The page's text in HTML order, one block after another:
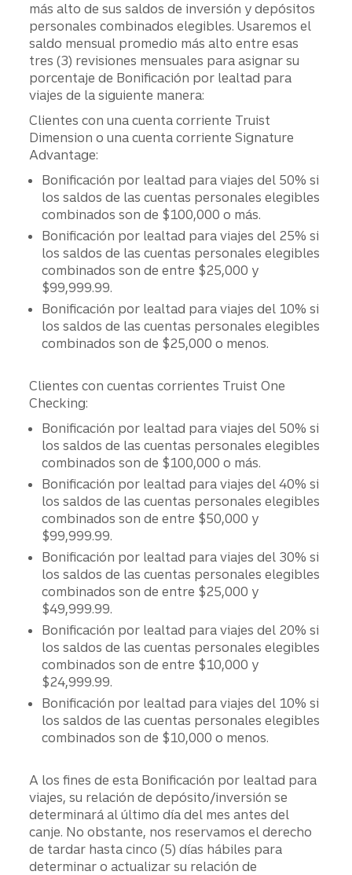
más alto de sus saldos de inversión y depósitos
personales combinados elegibles. Usaremos el
saldo mensual promedio más alto entre esas
tres (3) revisiones mensuales para asignar su
porcentaje de Bonificación por lealtad para
viajes de la siguiente manera:
Clientes con una cuenta corriente Truist
Dimension o una cuenta corriente Signature
Advantage:
Bonificación por lealtad para viajes del 50% si
los saldos de las cuentas personales elegibles
combinados son de $100,000 o más.
Bonificación por lealtad para viajes del 25% si
los saldos de las cuentas personales elegibles
combinados son de entre $25,000 y
$99,999.99.
Bonificación por lealtad para viajes del 10% si
los saldos de las cuentas personales elegibles
combinados son de $25,000 o menos.
Clientes con cuentas corrientes Truist One
Checking:
Bonificación por lealtad para viajes del 50% si
los saldos de las cuentas personales elegibles
combinados son de $100,000 o más.
Bonificación por lealtad para viajes del 40% si
los saldos de las cuentas personales elegibles
combinados son de entre $50,000 y
$99,999.99.
Bonificación por lealtad para viajes del 30% si
los saldos de las cuentas personales elegibles
combinados son de entre $25,000 y
$49,999.99.
Bonificación por lealtad para viajes del 20% si
los saldos de las cuentas personales elegibles
combinados son de entre $10,000 y
$24,999.99.
Bonificación por lealtad para viajes del 10% si
los saldos de las cuentas personales elegibles
combinados son de $10,000 o menos.
A los fines de esta Bonificación por lealtad para
viajes, su relación de depósito/inversión se
determinará al último día del mes antes del
canje. No obstante, nos reservamos el derecho
de tardar hasta cinco (5) días hábiles para
determinar o actualizar su relación de